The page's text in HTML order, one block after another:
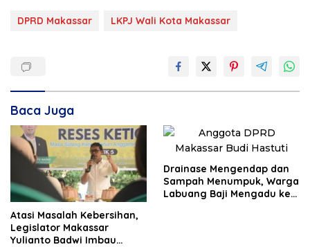
DPRD Makassar LKPJ Wali Kota Makassar
Baca Juga
Atasi Masalah Kebersihan,
Legislator Makassar
Yulianto Badwi Imbau
Drainase Mengendap dan
Sampah Menumpuk, Warga
Labuang Baji Mengadu ke